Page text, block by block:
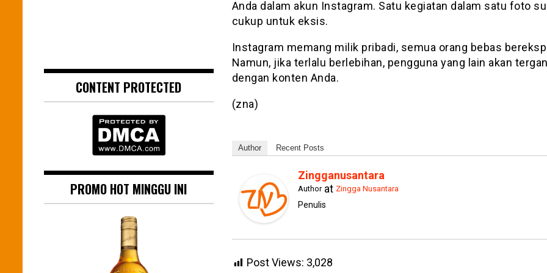
Anda dalam akun Instagram. Satu kegiatan dalam satu foto
cukup untuk eksis.
Instagram memang milik pribadi, semua orang bebas
Namun, jika terlalu berlebihan, pengguna yang lain akan
dengan konten Anda.
(zna)
Author Recent Posts
Zingganusantara
Authorat Zingga Nusantara
Penulis
Post Views: 3,028
CONTENT PROTECTED
PROMO HOT MINGGU INI